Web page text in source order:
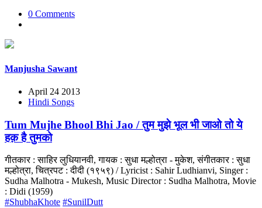
0 Comments
Manjusha Sawant
April 24 2013
Hindi Songs
Tum Mujhe Bhool Bhi Jao / तुम मुझे भूल भी जाओ तो ये
हक़ है तुमको
गीतकार : साहिर लुधियानवी, गायक : सुधा मल्होत्रा - मुकेश, संगीतकार : सुधा
मल्होत्रा, चित्रपट : दीदी (१९५९) / Lyricist : Sahir Ludhianvi, Singer :
Sudha Malhotra - Mukesh, Music Director : Sudha Malhotra, Movie
: Didi (1959)
#ShubhaKhote #SunilDutt